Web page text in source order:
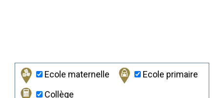
Ecole maternelle
Ecole primaire
Collège